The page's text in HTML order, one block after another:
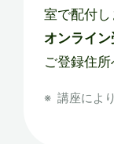
室で配付し
オンライ
ご登録住所
講座によ